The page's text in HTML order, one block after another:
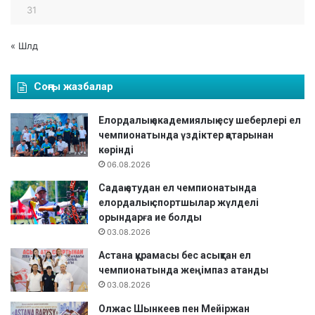
31
« Шлд
Соңғы жазбалар
Елордалық академиялық есу шеберлері ел
чемпионатында үздіктер қатарынан
көрінді
06.08.2026
Садақ атудан ел чемпионатында
елордалық спортшылар жүлделі
орындарға ие болды
03.08.2026
Астана құрамасы бес асықтан ел
чемпионатында жеңімпаз атанды
03.08.2026
Олжас Шынкеев пен Мейіржан